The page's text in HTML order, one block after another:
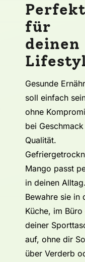
Perfekt
für
deinen
Gesunde
soll einfach
ohne
bei
Qualität.
Mango passt
in deinen Alltag.
Bewahre sie in
Küche, im
deiner
auf, ohne dir
über Verderb